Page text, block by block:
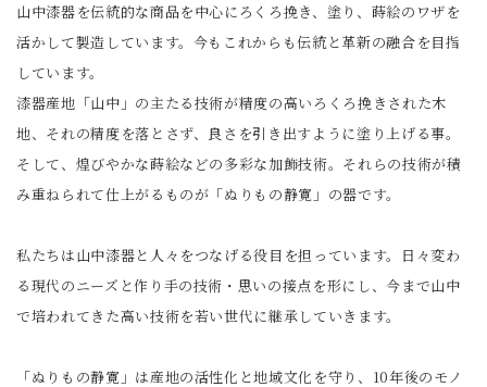
山中漆器を伝統的な商品を中心にろくろ挽き、塗り、蒔絵のワザを
活かして製造しています。今もこれからも伝統と革新の融合を目指
しています。
漆器産地「山中」の主たる技術が精度の高いろくろ挽きされた木
地、それの精度を落とさず、良さを引き出すように塗り上げる事。
そして、煌びやかな蒔絵などの多彩な加飾技術。それらの技術が積
み重ねられて仕上がるものが「ぬりもの静寛」の器です。
私たちは山中漆器と人々をつなげる役目を担っています。日々変わ
る現代のニーズと作り手の技術・思いの接点を形にし、今まで山中
で培われてきた高い技術を若い世代に継承していきます。
「ぬりもの静寛」は産地の活性化と地域文化を守り、10年後のモノ